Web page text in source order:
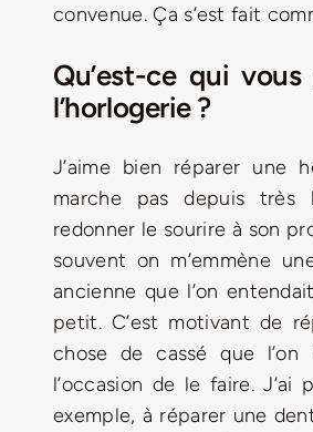
convenue. Ça s’est fait
Qu’est-ce qui
l’horlogerie ?
J’aime bien réparer une
marche pas depuis très
redonner le sourire à son
souvent on m’emmène
ancienne que l’on
petit. C’est motivant de
chose de cassé que l’on
l’occasion de le faire. J’ai
exemple, à réparer une